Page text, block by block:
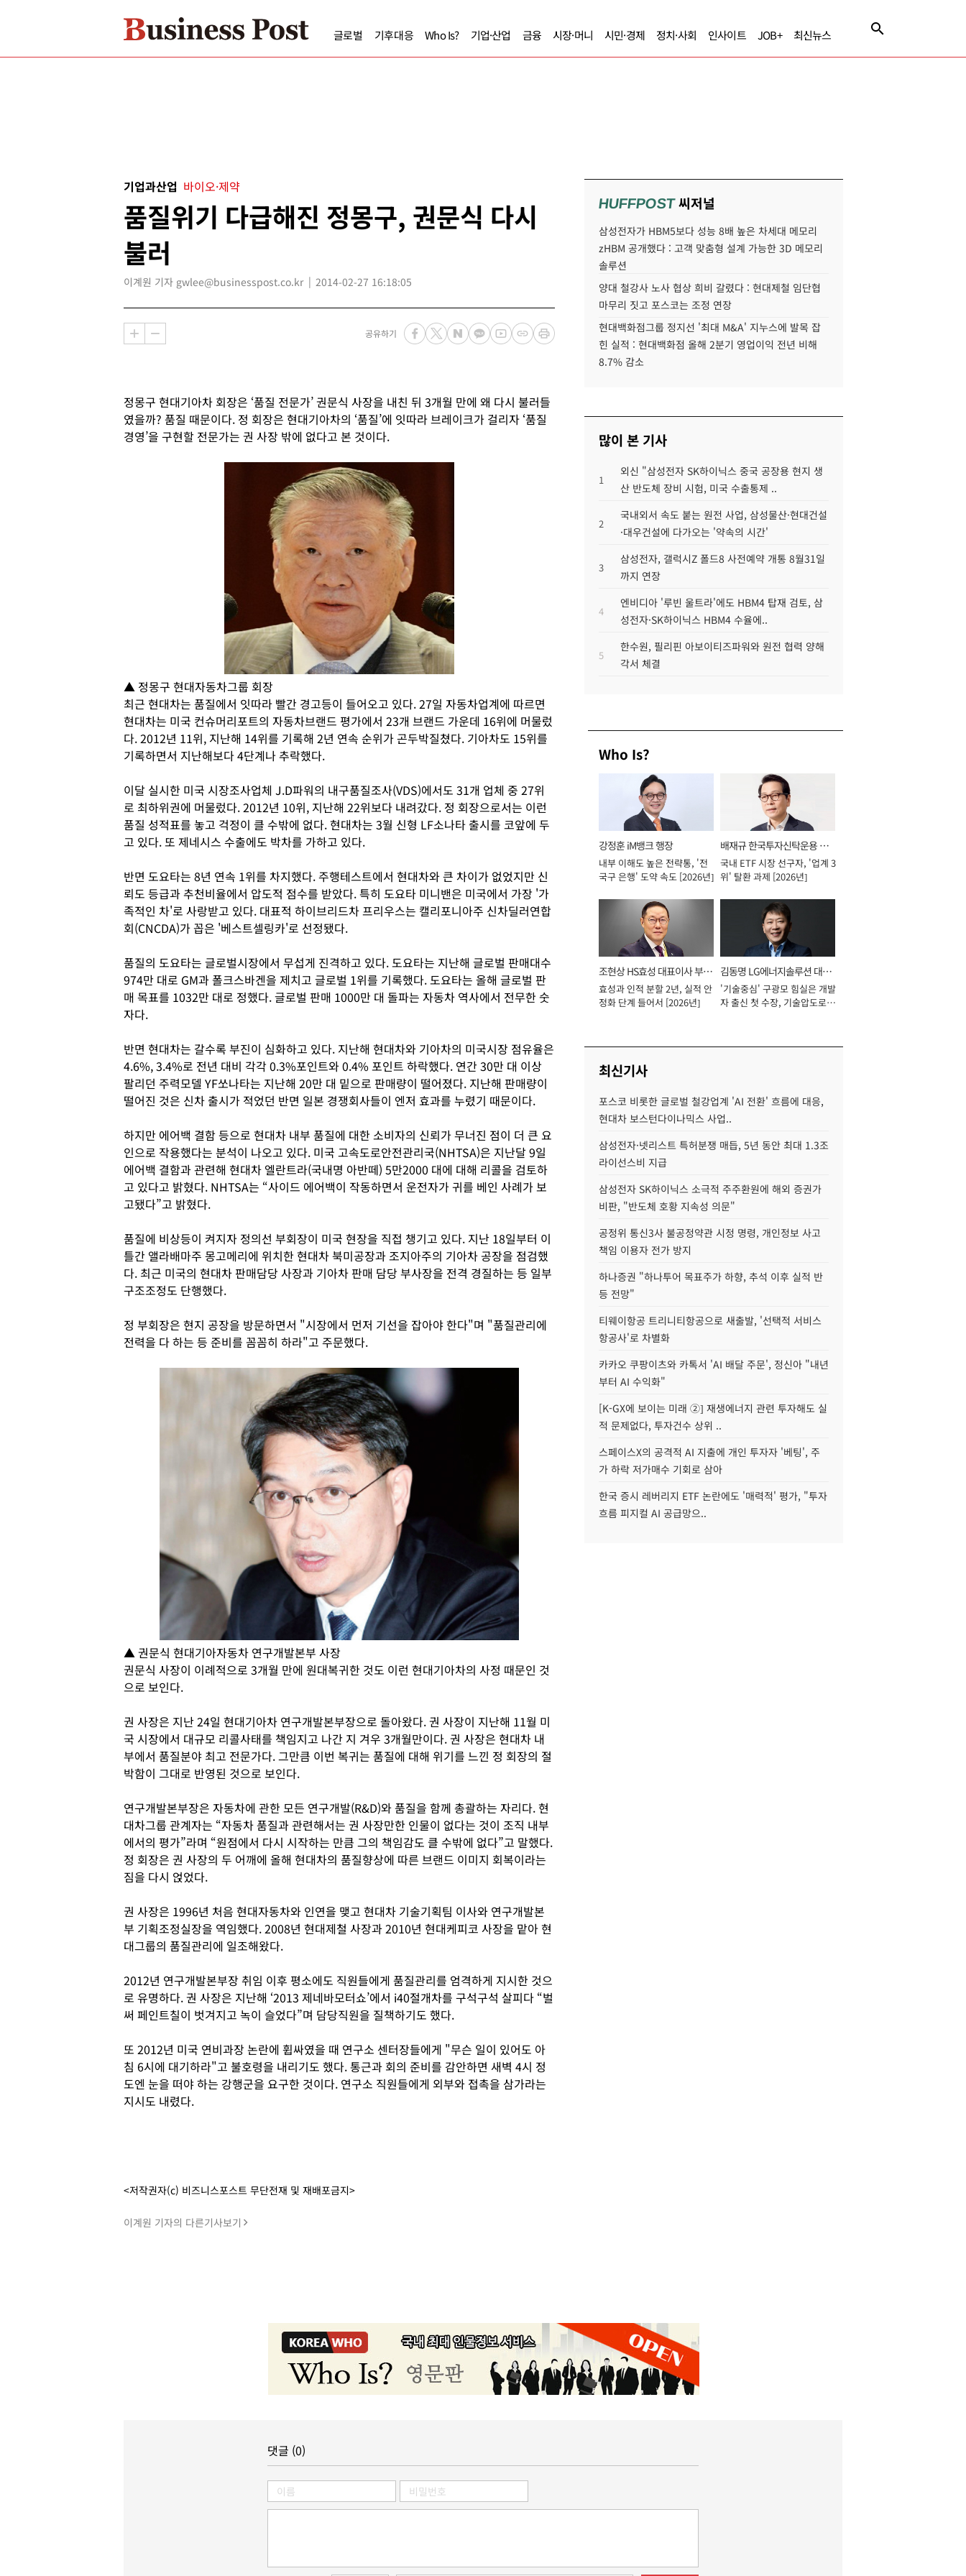
글로벌 기후대응 Who Is? 기업·산업 금융 시장·머니 시민·경제 정치·사회 인사이트 JOB+ 최신뉴스
기업과산업 바이오·제약
품질위기 다급해진 정몽구, 권문식 다시
불러
이계원 기자 gwlee@businesspost.co.kr 2014-02-27 16:18:05
공유하기
정몽구 현대기아차 회장은 ‘품질 전문가’ 권문식 사장을 내친 뒤 3개월 만에 왜 다시 불러들
였을까? 품질 때문이다. 정 회장은 현대기아차의 ‘품질’에 잇따라 브레이크가 걸리자 ‘품질
경영’을 구현할 전문가는 권 사장 밖에 없다고 본 것이다.
▲ 정몽구 현대자동차그룹 회장
최근 현대차는 품질에서 잇따라 빨간 경고등이 들어오고 있다. 27일 자동차업계에 따르면
현대차는 미국 컨슈머리포트의 자동차브랜드 평가에서 23개 브랜드 가운데 16위에 머물렀
다. 2012년 11위, 지난해 14위를 기록해 2년 연속 순위가 곤두박질쳤다. 기아차도 15위를
기록하면서 지난해보다 4단계나 추락했다.
이달 실시한 미국 시장조사업체 J.D파워의 내구품질조사(VDS)에서도 31개 업체 중 27위
로 최하위권에 머물렀다. 2012년 10위, 지난해 22위보다 내려갔다. 정 회장으로서는 이런
품질 성적표를 놓고 걱정이 클 수밖에 없다. 현대차는 3월 신형 LF소나타 출시를 코앞에 두
고 있다. 또 제네시스 수출에도 박차를 가하고 있다.
반면 도요타는 8년 연속 1위를 차지했다. 주행테스트에서 현대차와 큰 차이가 없었지만 신
뢰도 등급과 추천비율에서 압도적 점수를 받았다. 특히 도요타 미니밴은 미국에서 가장 '가
족적인 차'로 사랑받고 있다. 대표적 하이브리드차 프리우스는 캘리포니아주 신차딜러연합
회(CNCDA)가 꼽은 '베스트셀링카'로 선정됐다.
품질의 도요타는 글로벌시장에서 무섭게 진격하고 있다. 도요타는 지난해 글로벌 판매대수
974만 대로 GM과 폴크스바겐을 제치고 글로벌 1위를 기록했다. 도요타는 올해 글로벌 판
매 목표를 1032만 대로 정했다. 글로벌 판매 1000만 대 돌파는 자동차 역사에서 전무한 숫
자다.
반면 현대차는 갈수록 부진이 심화하고 있다. 지난해 현대차와 기아차의 미국시장 점유율은
4.6%, 3.4%로 전년 대비 각각 0.3%포인트와 0.4% 포인트 하락했다. 연간 30만 대 이상
팔리던 주력모델 YF쏘나타는 지난해 20만 대 밑으로 판매량이 떨어졌다. 지난해 판매량이
떨어진 것은 신차 출시가 적었던 반면 일본 경쟁회사들이 엔저 효과를 누렸기 때문이다.
하지만 에어백 결함 등으로 현대차 내부 품질에 대한 소비자의 신뢰가 무너진 점이 더 큰 요
인으로 작용했다는 분석이 나오고 있다. 미국 고속도로안전관리국(NHTSA)은 지난달 9일
에어백 결함과 관련해 현대차 엘란트라(국내명 아반떼) 5만2000 대에 대해 리콜을 검토하
고 있다고 밝혔다. NHTSA는 “사이드 에어백이 작동하면서 운전자가 귀를 베인 사례가 보
고됐다”고 밝혔다.
품질에 비상등이 켜지자 정의선 부회장이 미국 현장을 직접 챙기고 있다. 지난 18일부터 이
틀간 앨라배마주 몽고메리에 위치한 현대차 북미공장과 조지아주의 기아차 공장을 점검했
다. 최근 미국의 현대차 판매담당 사장과 기아차 판매 담당 부사장을 전격 경질하는 등 일부
구조조정도 단행했다.
정 부회장은 현지 공장을 방문하면서 "시장에서 먼저 기선을 잡아야 한다"며 "품질관리에
전력을 다 하는 등 준비를 꼼꼼히 하라"고 주문했다.
▲ 권문식 현대기아자동차 연구개발본부 사장
권문식 사장이 이례적으로 3개월 만에 원대복귀한 것도 이런 현대기아차의 사정 때문인 것
으로 보인다.
권 사장은 지난 24일 현대기아차 연구개발본부장으로 돌아왔다. 권 사장이 지난해 11월 미
국 시장에서 대규모 리콜사태를 책임지고 나간 지 겨우 3개월만이다. 권 사장은 현대차 내
부에서 품질분야 최고 전문가다. 그만큼 이번 복귀는 품질에 대해 위기를 느낀 정 회장의 절
박함이 그대로 반영된 것으로 보인다.
연구개발본부장은 자동차에 관한 모든 연구개발(R&D)와 품질을 함께 총괄하는 자리다. 현
대차그룹 관계자는 “자동차 품질과 관련해서는 권 사장만한 인물이 없다는 것이 조직 내부
에서의 평가”라며 “원점에서 다시 시작하는 만큼 그의 책임감도 클 수밖에 없다”고 말했다.
정 회장은 권 사장의 두 어깨에 올해 현대차의 품질향상에 따른 브랜드 이미지 회복이라는
짐을 다시 얹었다.
권 사장은 1996년 처음 현대자동차와 인연을 맺고 현대차 기술기획팀 이사와 연구개발본
부 기획조정실장을 역임했다. 2008년 현대제철 사장과 2010년 현대케피코 사장을 맡아 현
대그룹의 품질관리에 일조해왔다.
2012년 연구개발본부장 취임 이후 평소에도 직원들에게 품질관리를 엄격하게 지시한 것으
로 유명하다. 권 사장은 지난해 ‘2013 제네바모터쇼’에서 i40절개차를 구석구석 살피다 “벌
써 페인트칠이 벗겨지고 녹이 슬었다”며 담당직원을 질책하기도 했다.
또 2012년 미국 연비과장 논란에 휩싸였을 때 연구소 센터장들에게 "무슨 일이 있어도 아
침 6시에 대기하라"고 불호령을 내리기도 했다. 통근과 회의 준비를 감안하면 새벽 4시 정
도엔 눈을 떠야 하는 강행군을 요구한 것이다. 연구소 직원들에게 외부와 접촉을 삼가라는
지시도 내렸다.
<저작권자(c) 비즈니스포스트 무단전재 및 재배포금지>
이계원 기자의 다른기사보기
HUFFPOST씨저널
삼성전자가 HBM5보다 성능 8배 높은 차세대 메모리
zHBM 공개했다 : 고객 맞춤형 설계 가능한 3D 메모리
솔루션
양대 철강사 노사 협상 희비 갈렸다 : 현대제철 임단협
마무리 짓고 포스코는 조정 연장
현대백화점그룹 정지선 '최대 M&A' 지누스에 발목 잡
힌 실적 : 현대백화점 올해 2분기 영업이익 전년 비해
8.7% 감소
많이 본 기사
1
외신 "삼성전자 SK하이닉스 중국 공장용 현지 생
산 반도체 장비 시험, 미국 수출통제 ..
2
국내외서 속도 붙는 원전 사업, 삼성물산·현대건설
·대우건설에 다가오는 '약속의 시간'
3
삼성전자, 갤럭시Z 폴드8 사전예약 개통 8월31일
까지 연장
4
엔비디아 '루빈 울트라'에도 HBM4 탑재 검토, 삼
성전자·SK하이닉스 HBM4 수율에..
5
한수원, 필리핀 아보이티즈파워와 원전 협력 양해
각서 체결
Who Is?
강정훈 iM뱅크 행장
내부 이해도 높은 전략통, '전
국구 은행' 도약 속도 [2026년]
배재규 한국투자신탁운용 대
표이사 사장
국내 ETF 시장 선구자, '업계 3
위' 탈환 과제 [2026년]
조현상 HS효성 대표이사 부회
장
효성과 인적 분할 2년, 실적 안
정화 단계 들어서 [2026년]
김동명 LG에너지솔루션 대표
이사 사장
'기술중심' 구광모 힘실은 개발
자 출신 첫 수장, 기술압도로
최신기사
포스코 비롯한 글로벌 철강업계 'AI 전환' 흐름에 대응,
현대차 보스턴다이나믹스 사업..
삼성전자·넷리스트 특허분쟁 매듭, 5년 동안 최대 1.3조
라이선스비 지급
삼성전자 SK하이닉스 소극적 주주환원에 해외 증권가
비판, "반도체 호황 지속성 의문"
공정위 통신3사 불공정약관 시정 명령, 개인정보 사고
책임 이용자 전가 방지
하나증권 "하나투어 목표주가 하향, 추석 이후 실적 반
등 전망"
티웨이항공 트리니티항공으로 새출발, '선택적 서비스
항공사'로 차별화
카카오 쿠팡이츠와 카톡서 'AI 배달 주문', 정신아 "내년
부터 AI 수익화"
[K-GX에 보이는 미래 ②] 재생에너지 관련 투자해도 실
적 문제없다, 투자건수 상위 ..
스페이스X의 공격적 AI 지출에 개인 투자자 '베팅', 주
가 하락 저가매수 기회로 삼아
한국 증시 레버리지 ETF 논란에도 '매력적' 평가, "투자
흐름 피지컬 AI 공급망으..
댓글 (0)